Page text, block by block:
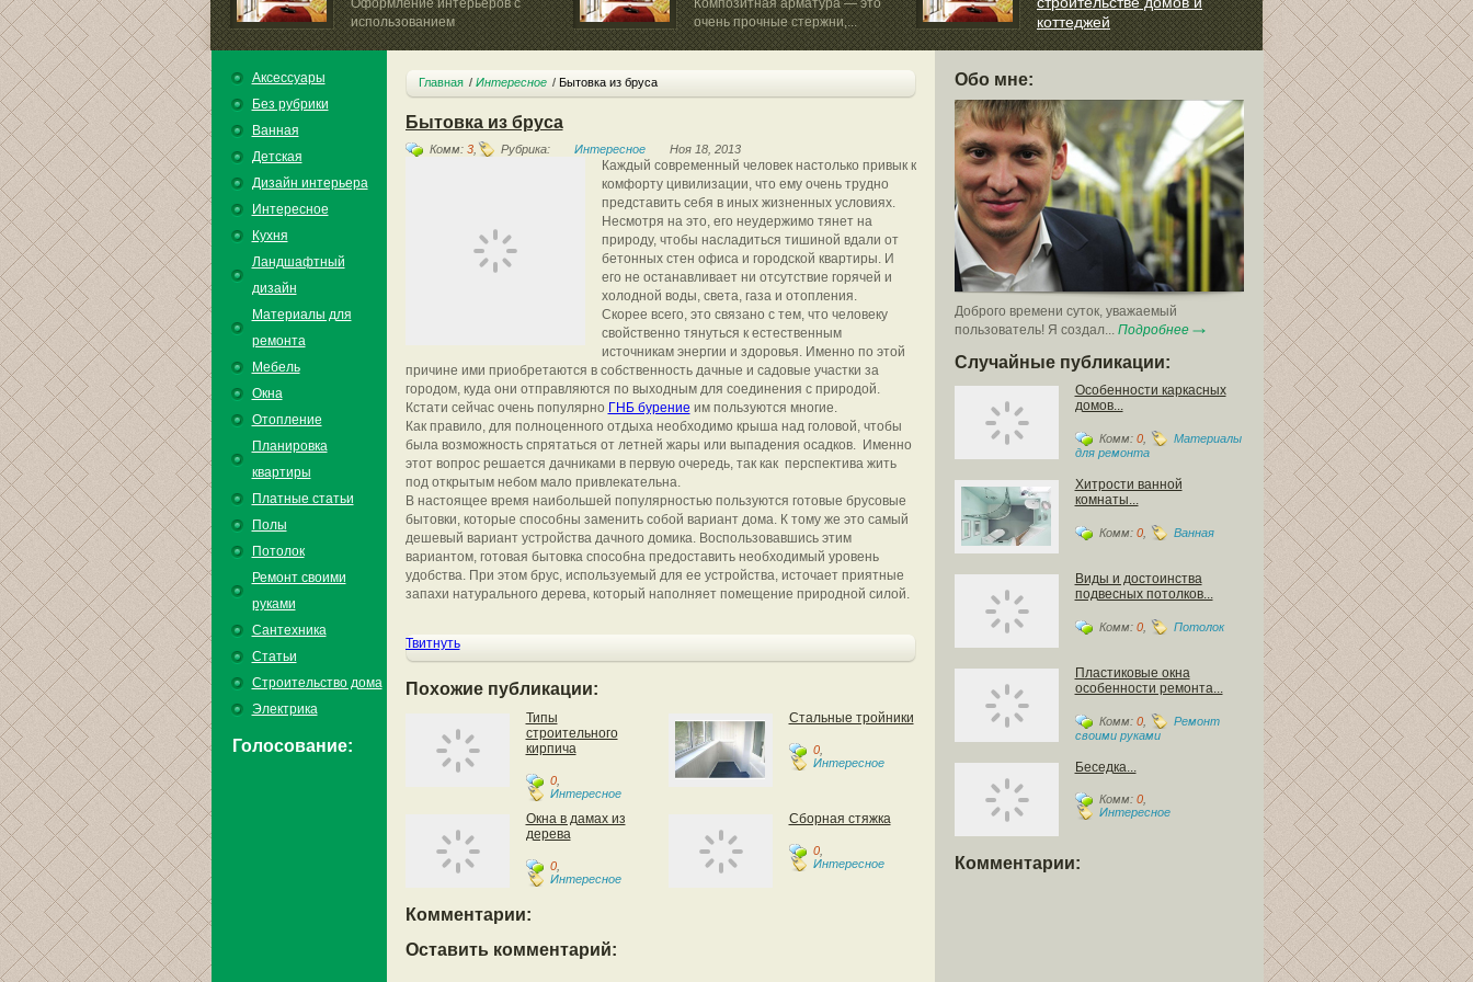
Оформление интерьеров с
использованием
гипсокартонных...
Композитная арматура — это
очень прочные стержни,...
коттеджей
Из стройматериалов кирпич наиболее
Аксессуары
Без рубрики
Ванная
Детская
Дизайн интерьера
Интересное
Кухня
Ландшафтный
дизайн
Материалы для
ремонта
Мебель
Окна
Отопление
Планировка
квартиры
Платные статьи
Полы
Потолок
Ремонт своими
руками
Сантехника
Статьи
Строительство дома
Электрика
Голосование:
Обо мне:
Доброго времени суток, уважаемый
пользователь! Я создал... Подробнее
Случайные публикации:
Особенности каркасных
домов...
Комм: 0,
Материалы
для ремонта
Хитрости ванной
комнаты...
Комм: 0, Ванная
Виды и достоинства
подвесных потолков...
Комм: 0, Потолок
Пластиковые окна
особенности ремонта...
Комм: 0,
Ремонт
своими руками
Беседка...
Комм: 0,
Интересное
Комментарии:
Главная Интересное Бытовка из бруса
Бытовка из бруса
Комм: 3, Рубрика: Интересное Ноя 18, 2013
Каждый современный человек настолько привык к
комфорту цивилизации, что ему очень трудно
представить себя в иных жизненных условиях.
Несмотря на это, его неудержимо тянет на
природу, чтобы насладиться тишиной вдали от
бетонных стен офиса и городской квартиры. И
его не останавливает ни отсутствие горячей и
холодной воды, света, газа и отопления.
Скорее всего, это связано с тем, что человеку
свойственно тянуться к естественным
источникам энергии и здоровья. Именно по этой
причине ими приобретаются в собственность дачные и садовые участки за
городом, куда они отправляются по выходным для соединения с природой.
Кстати сейчас очень популярно ГНБ бурение им пользуются многие.
Как правило, для полноценного отдыха необходимо крыша над головой, чтобы
была возможность спрятаться от летней жары или выпадения осадков. Именно
этот вопрос решается дачниками в первую очередь, так как перспектива жить
под открытым небом мало привлекательна.
В настоящее время наибольшей популярностью пользуются готовые брусовые
бытовки, которые способны заменить собой вариант дома. К тому же это самый
дешевый вариант устройства дачного домика. Воспользовавшись этим
вариантом, готовая бытовка способна предоставить необходимый уровень
удобства. При этом брус, используемый для ее устройства, источает приятные
запахи натурального дерева, который наполняет помещение природной силой.
Твитнуть
Похожие публикации:
Типы
строительного
кирпича
0,
Интересное
Стальные тройники
0,
Интересное
Окна в дамах из
дерева
0,
Интересное
Сборная стяжка
0,
Интересное
Комментарии:
Оставить комментарий: